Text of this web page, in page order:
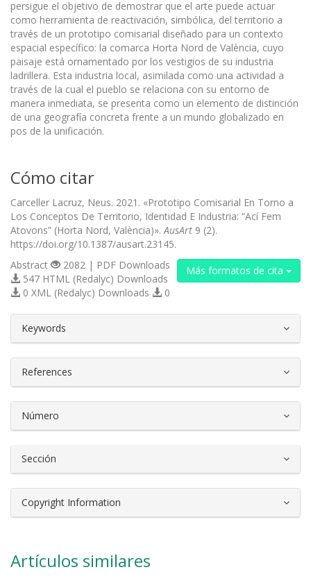
persigue el objetivo de demostrar que el arte puede actuar
como herramienta de reactivación, simbólica, del territorio a
través de un prototipo comisarial diseñado para un contexto
espacial específico: la comarca Horta Nord de València, cuyo
paisaje está ornamentado por los vestigios de su industria
ladrillera. Esta industria local, asimilada como una actividad a
través de la cual el pueblo se relaciona con su entorno de
manera inmediata, se presenta como un elemento de distinción
de una geografía concreta frente a un mundo globalizado en
pos de la unificación.
Cómo citar
Carceller Lacruz, Neus. 2021. «Prototipo Comisarial En Torno a
Los Conceptos De Territorio, Identidad E Industria: “Ací Fem
Atovons” (Horta Nord, València)». AusArt 9 (2).
https://doi.org/10.1387/ausart.23145.
Más formatos de cita
Abstract
2082 | PDF Downloads
547 HTML (Redalyc) Downloads
0 XML (Redalyc) Downloads
0
Keywords
References
Número
Sección
Copyright Information
Artículos similares